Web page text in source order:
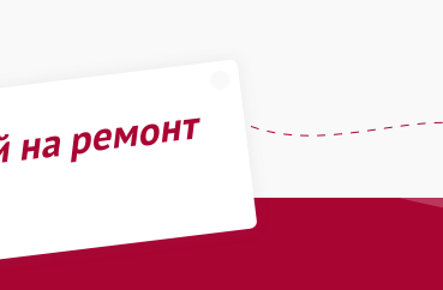
ремонт